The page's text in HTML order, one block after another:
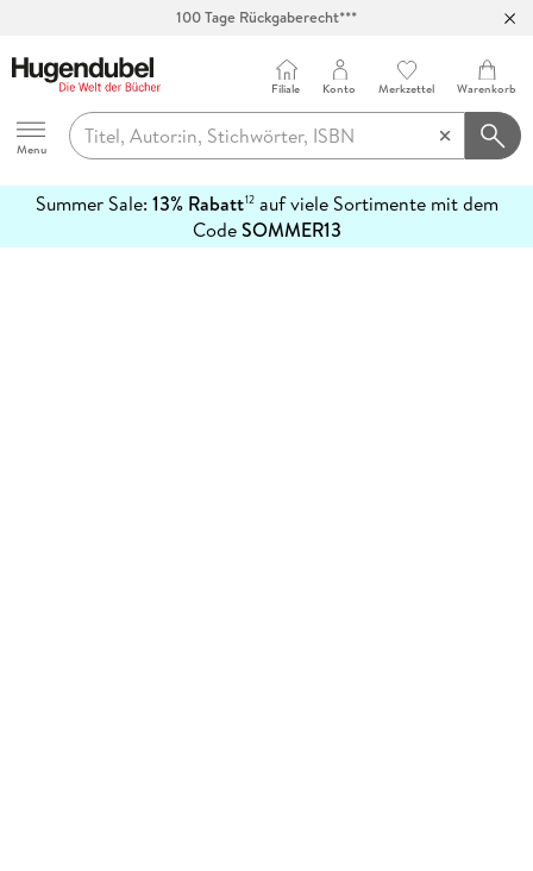
100 Tage Rückgaberecht***
Hugendubel
Menu
Filiale Konto Merkzettel Warenkorb
Summer Sale: 13% Rabatt12auf viele Sortimente mit dem
CodeSOMMER13
erfahren